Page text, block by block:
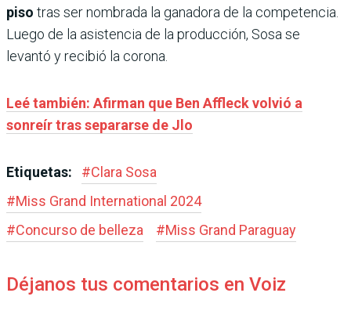
piso tras ser nombrada la ganadora de la competencia.
Luego de la asistencia de la producción, Sosa se
levantó y recibió la corona.
Leé también: Afirman que Ben Affleck volvió a
sonreír tras separarse de Jlo
Etiquetas: #Clara Sosa
#Miss Grand International 2024
#Concurso de belleza #Miss Grand Paraguay
Déjanos tus comentarios en Voiz